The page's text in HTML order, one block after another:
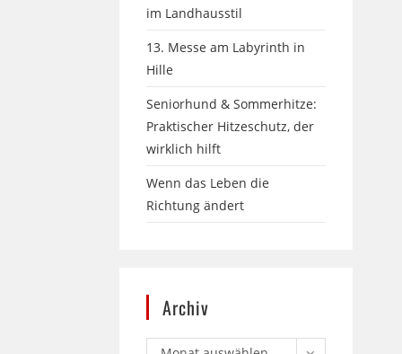
im Landhausstil
13. Messe am Labyrinth in
Hille
Seniorhund & Sommerhitze:
Praktischer Hitzeschutz, der
wirklich hilft
Wenn das Leben die
Richtung ändert
Archiv